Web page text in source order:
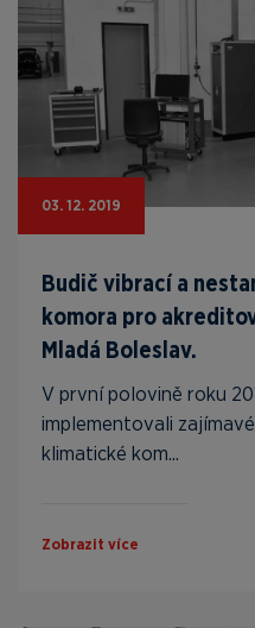
03. 12. 2019
Budič vibrací a
komora pro
Mladá Boleslav.
V první polovině roku
implementovali
klimatické kom...
Zobrazit více